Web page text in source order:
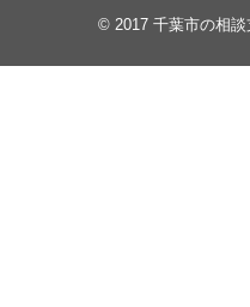
© 2017 千葉市の相談